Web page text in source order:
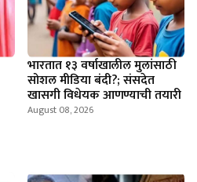
भारतात १३ वर्षाखालील मुलांसाठी
सोशल मीडिया बंदी?; संसदेत
खासगी विधेयक आणण्याची तयारी
August 08, 2026